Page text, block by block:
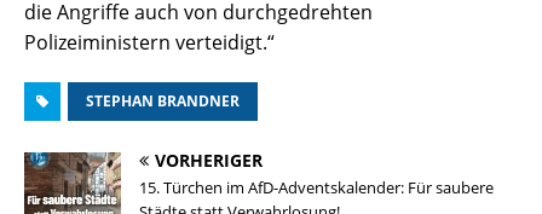
die Angriffe auch von durchgedrehten
Polizeiministern verteidigt.“
STEPHAN BRANDNER
VORHERIGER
15. Türchen im AfD-Adventskalender: Für saubere